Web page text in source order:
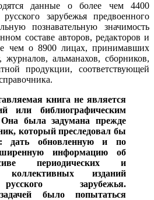
данные о более чем 4400
зарубежья предвоенного
познавательную значимость
составе авторов, редакторов и
чем о 8900 лицах, принимавших
журналов, альманахов, сборников,
продукции, соответствующей
книга не является
или библиографическим
была задумана прежде
который преследовал бы
дать обновленную и по
информацию об
периодических и
коллективных изданий
зарубежья.
было попытаться